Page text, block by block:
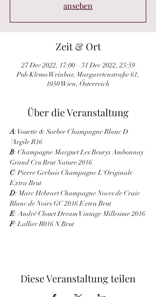
ansehen
Zeit & Ort
27 Dec 2022, 17:00 – 31 Dec 2022, 23:59
Pub Klemo Weinbar, Margaretenstraße 61,
1050 Wien, Österreich
Über die Veranstaltung
A: Vouette & Sorbee Champagne Blanc D
´Argile R16
B: Champagne Marguet Les Beurys Ambonnay
Grand Cru Brut Nature 2016
C: Pierre Gerbais Champagne L'Originale
Extra Brut
D: Marc Hebrart Champagne Noces de Craie
Blanc de Noirs GC 2016 Extra Brut
E: André Clouet Dream Vintage Millesime 2016
F: Lallier R016 N Brut
Diese Veranstaltung teilen